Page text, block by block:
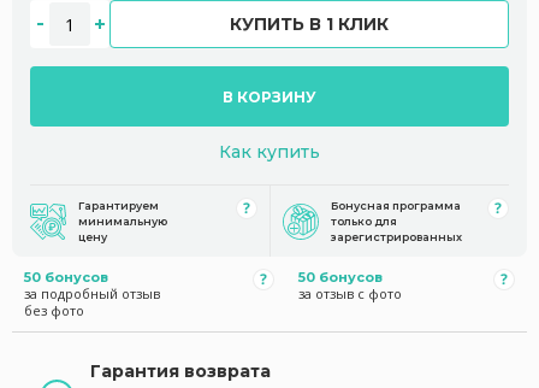
КУПИТЬ В 1 КЛИК
В КОРЗИНУ
Как купить
Гарантируем
минимальную
цену
Бонусная программа
только для
зарегистрированных
50 бонусов
за подробный отзыв
без фото
50 бонусов
за отзыв с фото
Гарантия возврата